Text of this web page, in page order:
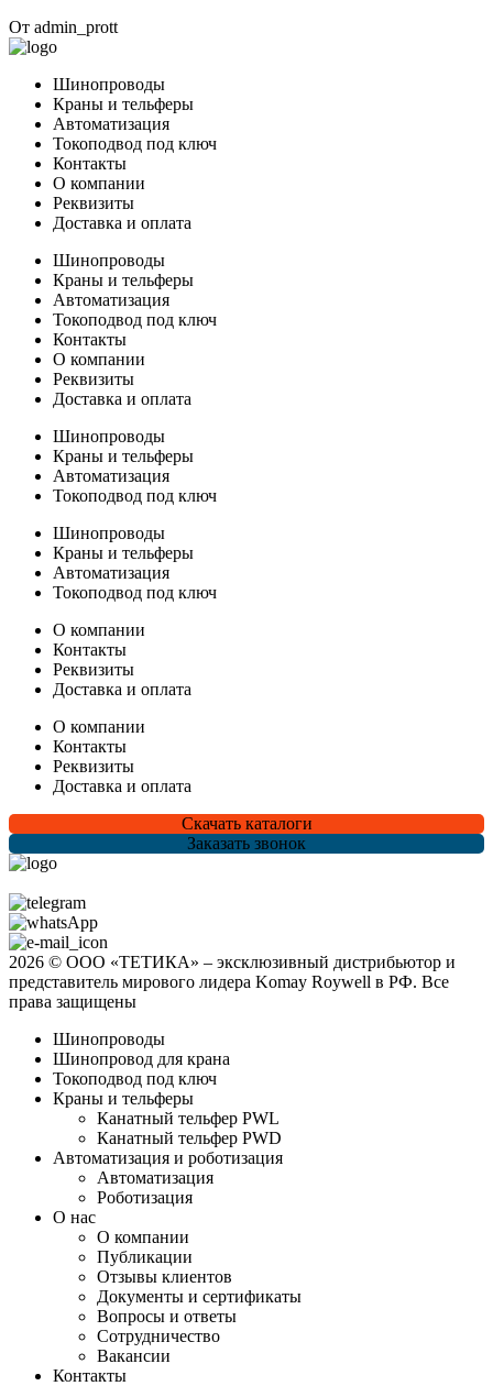
От admin_prott
Шинопроводы
Краны и тельферы
Автоматизация
Токоподвод под ключ
Контакты
О компании
Реквизиты
Доставка и оплата
Шинопроводы
Краны и тельферы
Автоматизация
Токоподвод под ключ
Контакты
О компании
Реквизиты
Доставка и оплата
Шинопроводы
Краны и тельферы
Автоматизация
Токоподвод под ключ
Шинопроводы
Краны и тельферы
Автоматизация
Токоподвод под ключ
О компании
Контакты
Реквизиты
Доставка и оплата
О компании
Контакты
Реквизиты
Доставка и оплата
Скачать каталоги
Заказать звонок
2026 © ООО «ТЕТИКА» ‒ эксклюзивный дистрибьютор и
представитель мирового лидера Komay Roywell в РФ. Все
права защищены
Шинопроводы
Шинопровод для крана
Токоподвод под ключ
Краны и тельферы
Канатный тельфер PWL
Канатный тельфер PWD
Автоматизация и роботизация
Автоматизация
Роботизация
О нас
О компании
Публикации
Отзывы клиентов
Документы и сертификаты
Вопросы и ответы
Сотрудничество
Вакансии
Контакты